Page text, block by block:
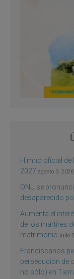
Himno oficial de
2027 agosto 3, 2026
ONU se
desaparecido
Aumenta el
de los mártires
matrimonio julio
Franciscanos
persecución de
no sólo) en